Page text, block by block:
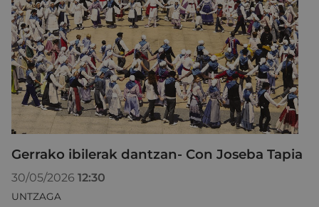
Gerrako ibilerak dantzan- Con Joseba Tapia
30/05/2026 12:30
UNTZAGA